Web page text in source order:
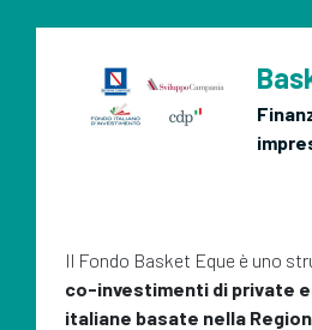
Il Fondo Basket Eque è uno
co-investimenti di private
italiane basate nella